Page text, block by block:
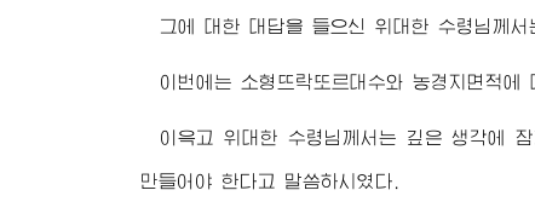
그에 대한 대답을 들으신 위대한 수령님께서
이번에는 소형뜨락또르대수와 농경지면적에
이윽고 위대한 수령님께서 는 깊은 생각에 잠
만들어야 한다고 말씀하시였다.